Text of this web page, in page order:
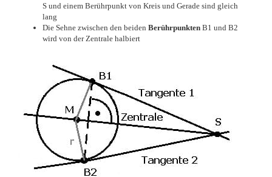
S und einem Berührpunkt von Kreis und Gerade sind gleich
lang
Die Sehne zwischen den beiden Berührpunkten B1 und B2
wird von der Zentrale halbiert